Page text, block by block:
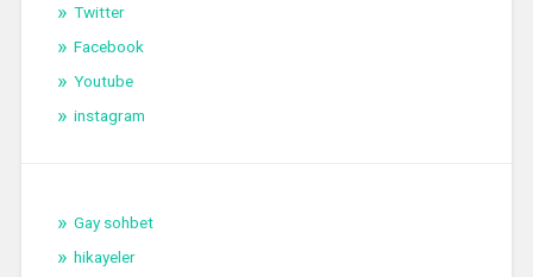
Twitter
Facebook
Youtube
instagram
Gay sohbet
hikayeler